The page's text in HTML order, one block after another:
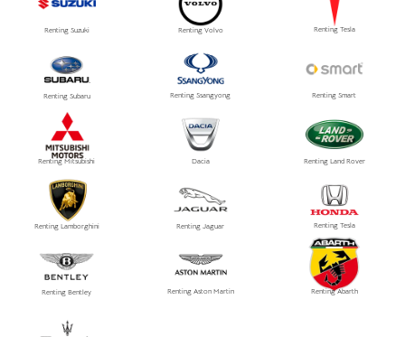
Renting Suzuki Renting Volvo Renting Tesla
Renting Subaru Renting Ssangyong Renting Smart
Renting Mitsubishi Dacia Renting Land Rover
Renting Lamborghini Renting Jaguar Renting Tesla
Renting Bentley Renting Aston Martin Renting Abarth